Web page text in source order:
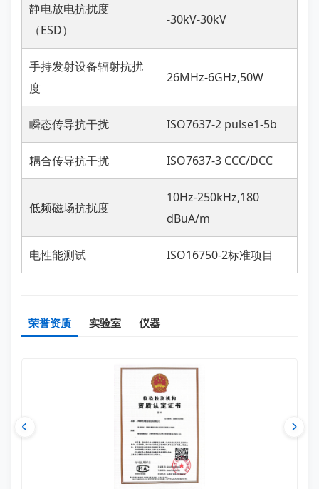
静电放电抗扰度
（ESD）
-30kV-30kV
手持发射设备辐射抗扰
度
26MHz-6GHz,50W
瞬态传导抗干扰 ISO7637-2 pulse1-5b
耦合传导抗干扰 ISO7637-3 CCC/DCC
低频磁场抗扰度
10Hz-250kHz,180
dBuA/m
电性能测试 ISO16750-2标准项目
荣誉资质 实验室 仪器